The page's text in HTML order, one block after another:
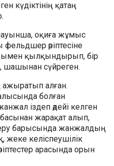
күдіктінің қатаң
оқиға жұмыс
әріптесіне
қылқындырып, бір
шашынан сүйреген.
ажыратып алған.
болған
іздеп әдейі келген
жарақат алып,
барысында жанжалдың
келіспеушілік
арасында орын